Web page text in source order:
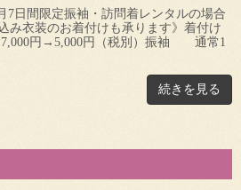
7日間限定振袖・訪問着レンタルの場合
み衣装のお着付けも承ります》着付け
円→5,000円（税別）振袖 通常1
続きを見る